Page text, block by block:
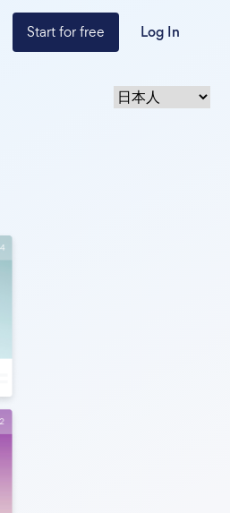
Start for free Log In